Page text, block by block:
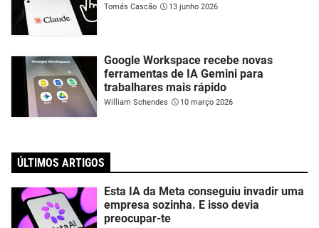
Tomás Cascão 13 junho 2026
Google Workspace recebe novas
ferramentas de IA Gemini para
trabalhares mais rápido
William Schendes 10 março 2026
ÚLTIMOS ARTIGOS
Esta IA da Meta conseguiu invadir uma
empresa sozinha. E isso devia
preocupar-te